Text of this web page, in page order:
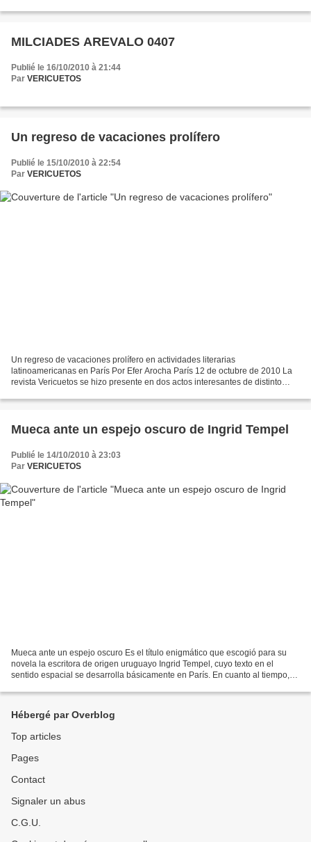
MILCIADES AREVALO 0407
Publié le 16/10/2010 à 21:44
Par VERICUETOS
Un regreso de vacaciones prolífero
Publié le 15/10/2010 à 22:54
Par VERICUETOS
Un regreso de vacaciones prolífero en actividades literarias
latinoamericanas en París Por Efer Arocha París 12 de octubre de 2010 La
revista Vericuetos se hizo presente en dos actos interesantes de distinto
Mueca ante un espejo oscuro de Ingrid Tempel
Publié le 14/10/2010 à 23:03
Par VERICUETOS
Mueca ante un espejo oscuro Es el título enigmático que escogió para su
novela la escritora de origen uruguayo Ingrid Tempel, cuyo texto en el
sentido espacial se desarrolla básicamente en París. En cuanto al tiempo,
Hébergé par Overblog
Top articles
Pages
Contact
Signaler un abus
C.G.U.